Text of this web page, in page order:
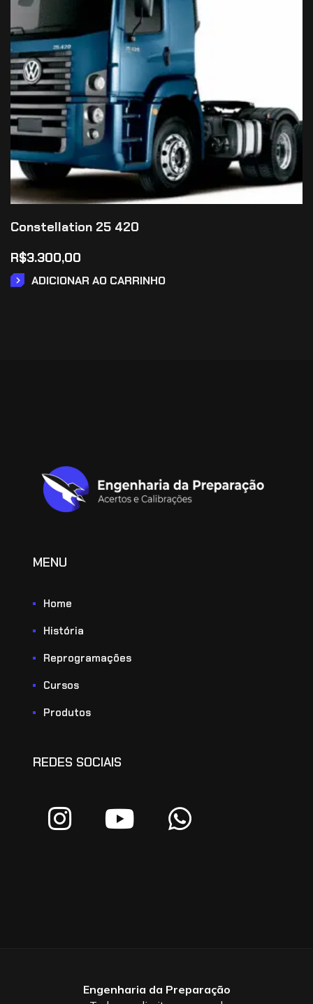
Constellation 25 420
R$3.300,00
ADICIONAR AO CARRINHO
MENU
Home
História
Reprogramações
Cursos
Produtos
REDES SOCIAIS
Engenharia da Preparação